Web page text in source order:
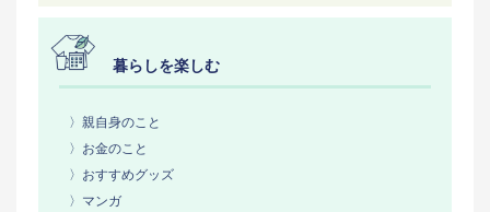
暮らしを楽しむ
〉親自身のこと
〉お金のこと
〉おすすめグッズ
〉マンガ